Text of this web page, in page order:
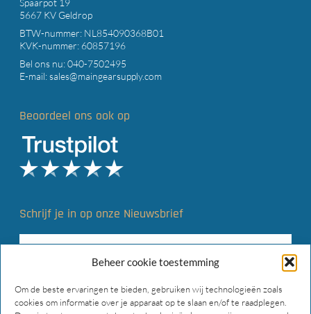
Beheer cookie toestemming
Om de beste ervaringen te bieden, gebruiken wij technologieën zoals
cookies om informatie over je apparaat op te slaan en/of te raadplegen.
Spaarpot 19
5667 KV Geldrop
BTW-nummer: NL854090368B01
KVK-nummer: 60857196
Bel ons nu:040-7502495
E-mail:sales@maingearsupply.com
Beoordeel ons ook op
Schrijf je in op onze Nieuwsbrief